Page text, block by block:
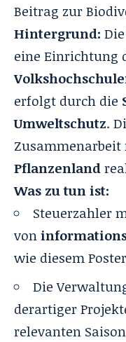
Beitrag zur
Hintergrund:
eine Einrichtung
erfolgt durch die
Umweltschutz.
Pflanzenland
Was zu tun ist:
Steuerzahler
von
wie diesem
Die
derartiger
relevanten